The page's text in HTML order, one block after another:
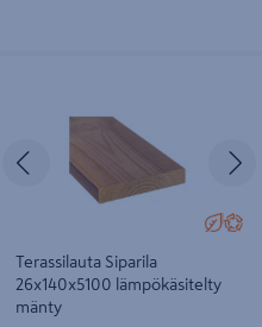
Terassilauta Siparila
26x140x5100 lämpökäsitelty
mänty